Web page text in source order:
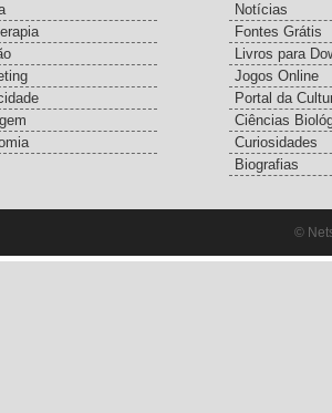
Notícias
Fontes Grátis
Livros para
Jogos Online
Portal da
Ciências
Curiosidades
Biografias
©